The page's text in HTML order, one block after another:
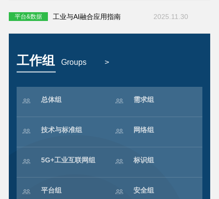
平台&数据 工业与AI融合应用指南 2025.11.30
工作组 Groups >
总体组 需求组
技术与标准组 网络组
5G+工业互联网组 标识组
平台组 安全组